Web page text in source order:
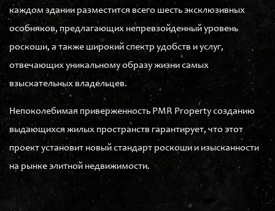
каждом здании разместится всего шесть эксклюзивных
особняков, предлагающих непревзойденный уровень
роскоши, а также широкий спектр удобств и услуг,
отвечающих уникальному образу жизни самых
взыскательных владельцев.
Непоколебимая приверженность PMR Property созданию
выдающихся жилых пространств гарантирует, что этот
проект установит новый стандарт роскоши и изысканности
на рынке элитной недвижимости.